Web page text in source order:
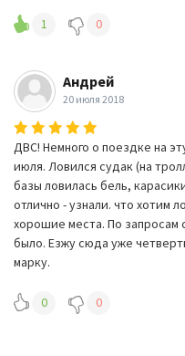
1 0
Андрей
20 июля 2018
ДВС! Немного о поездке на
июля. Ловился судак (на
базы ловилась бель,
отлично - узнали. что хотим
хорошие места. По
было. Езжу сюда уже
марку.
0 0